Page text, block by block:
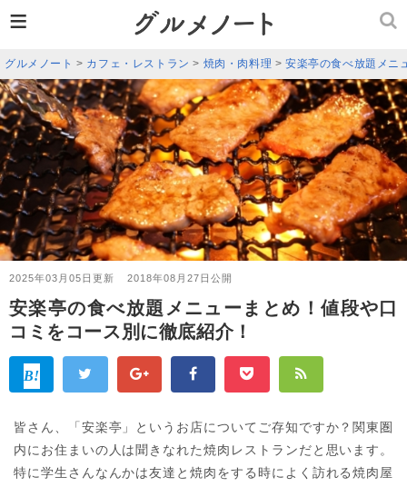
グルメノート > カフェ・レストラン > 焼肉・肉料理 >安楽亭の食べ放題メニ
2025年03月05日更新 2018年08月27日公開
安楽亭の食べ放題メニューまとめ！値段や口
コミをコース別に徹底紹介！
皆さん、「安楽亭」というお店についてご存知ですか？関東圏
内にお住まいの人は聞きなれた焼肉レストランだと思います。
特に学生さんなんかは友達と焼肉をする時によく訪れる焼肉屋
≡